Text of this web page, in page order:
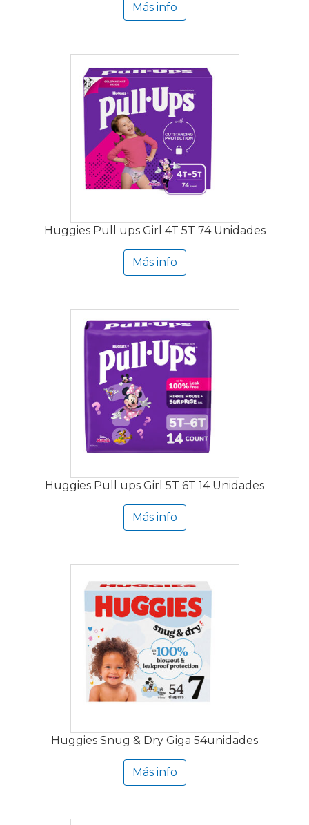
Más info
Huggies Pull ups Girl 4T 5T 74 Unidades
Más info
Huggies Pull ups Girl 5T 6T 14 Unidades
Más info
Huggies Snug & Dry Giga 54unidades
Más info